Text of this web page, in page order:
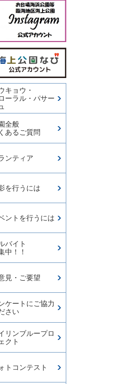
港埠頭㈱【公式
キョウ・
ーラル・パサー
全般
あるご質問
ンティア
を行うには
ントを行うには
バイト
中！！
見・ご要望
ケートにご協力
さい
リンブループロ
クト
トコンテスト